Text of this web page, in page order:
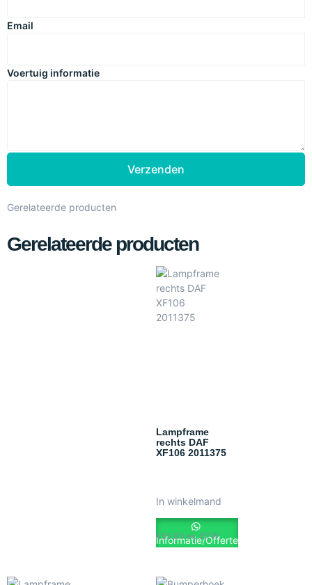
Email
Voertuig informatie
Verzenden
Gerelateerde producten
Gerelateerde producten
Lampframe
rechts DAF
XF106 2011375
€55.00 ex. BTW
In winkelmand
Informatie/Offerte